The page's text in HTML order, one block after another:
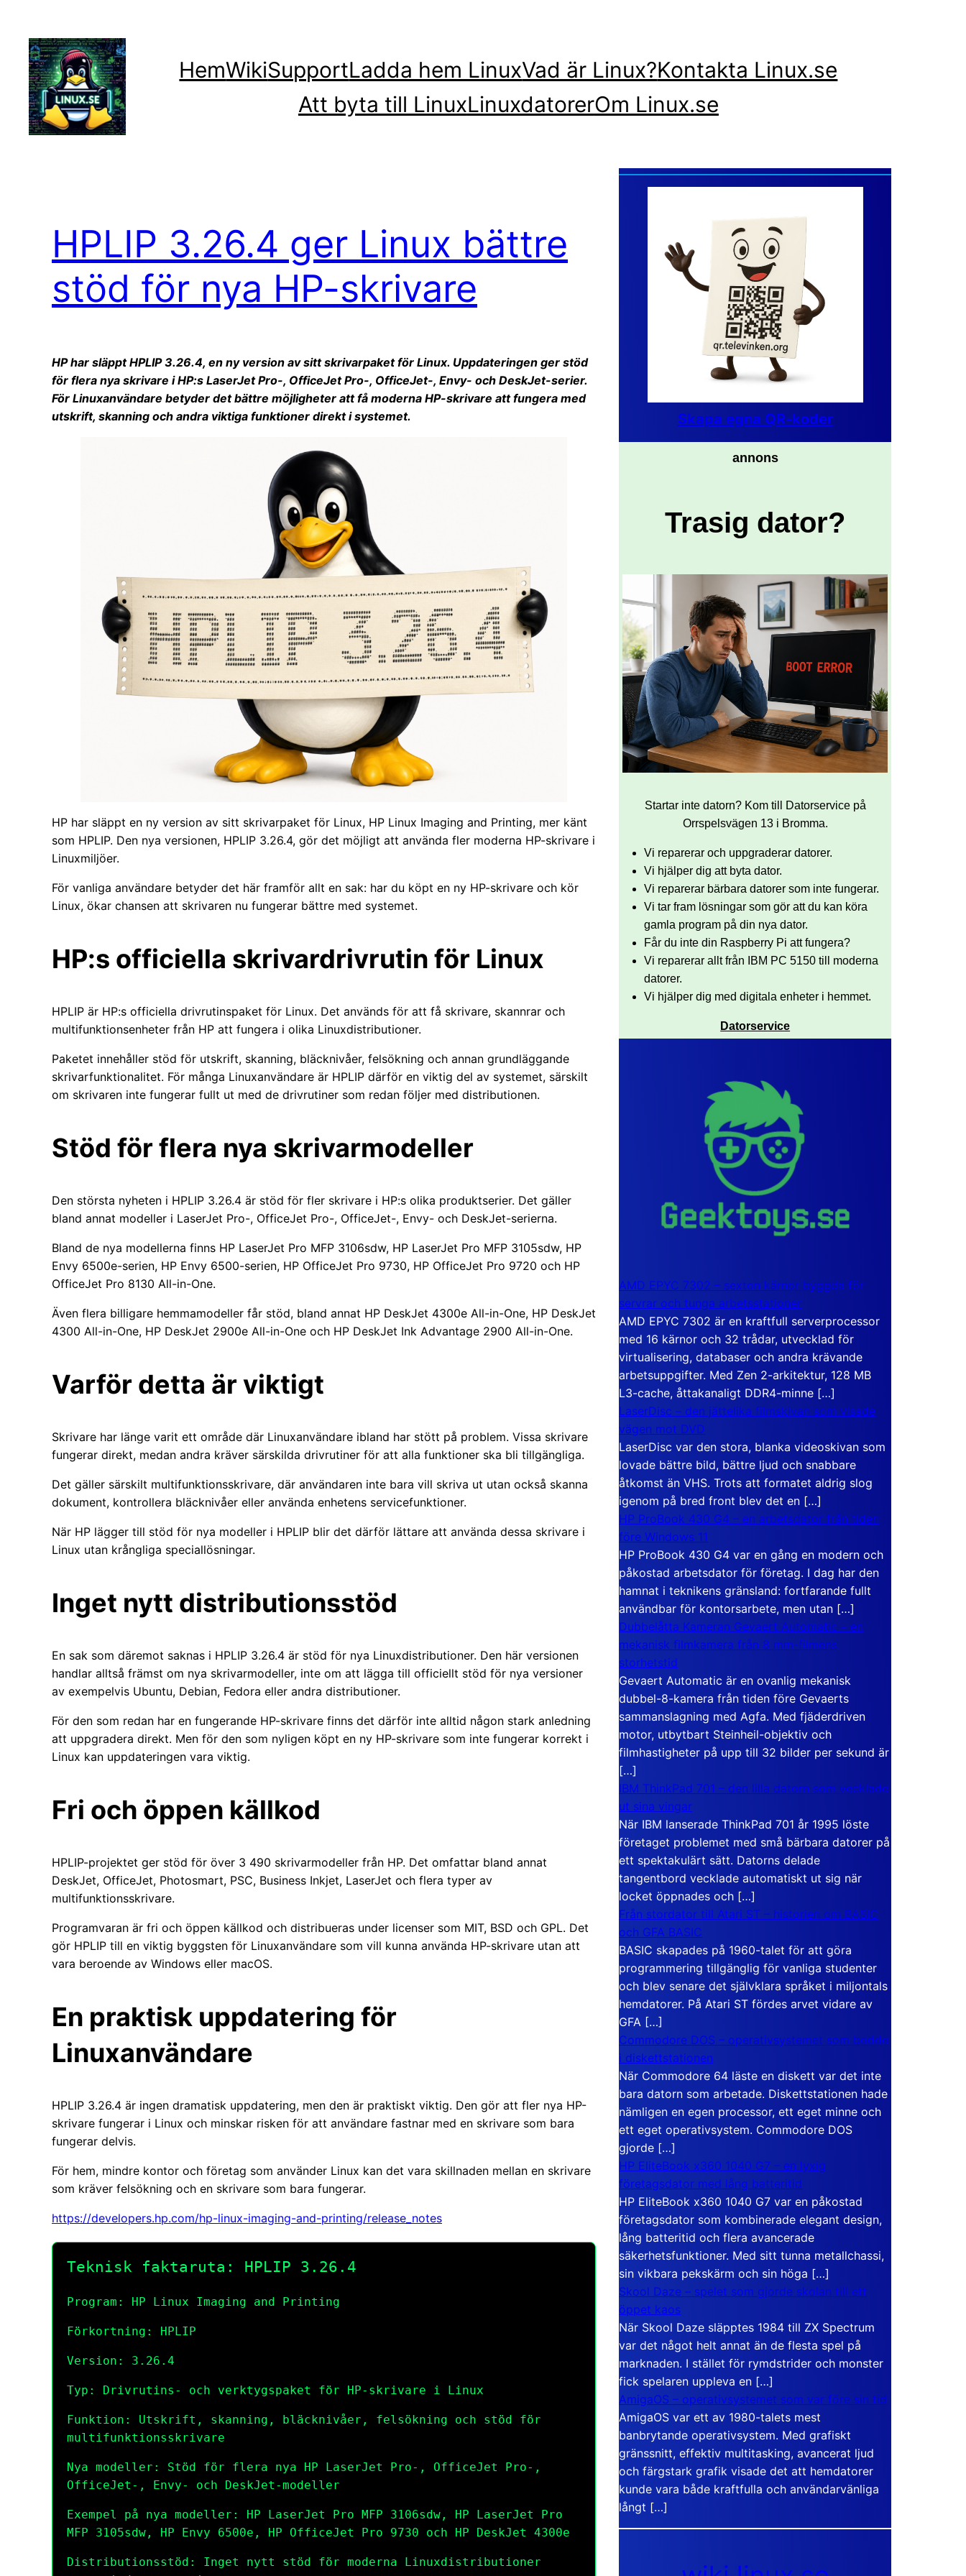
innehåll
HemWikiSupportLadda hem LinuxVad är Linux?Kontakta Linux.se
Att byta till LinuxLinuxdatorerOm Linux.se
HPLIP 3.26.4 ger Linux bättre
stöd för nya HP-skrivare
HP har släppt HPLIP 3.26.4, en ny version av sitt skrivarpaket för Linux. Uppdateringen ger stöd
för flera nya skrivare i HP:s LaserJet Pro-, OfficeJet Pro-, OfficeJet-, Envy- och DeskJet-serier.
För Linuxanvändare betyder det bättre möjligheter att få moderna HP-skrivare att fungera med
utskrift, skanning och andra viktiga funktioner direkt i systemet.
HP har släppt en ny version av sitt skrivarpaket för Linux, HP Linux Imaging and Printing, mer känt
som HPLIP. Den nya versionen, HPLIP 3.26.4, gör det möjligt att använda fler moderna HP-skrivare i
Linuxmiljöer.
För vanliga användare betyder det här framför allt en sak: har du köpt en ny HP-skrivare och kör
Linux, ökar chansen att skrivaren nu fungerar bättre med systemet.
HP:s officiella skrivardrivrutin för Linux
HPLIP är HP:s officiella drivrutinspaket för Linux. Det används för att få skrivare, skannrar och
multifunktionsenheter från HP att fungera i olika Linuxdistributioner.
Paketet innehåller stöd för utskrift, skanning, bläcknivåer, felsökning och annan grundläggande
skrivarfunktionalitet. För många Linuxanvändare är HPLIP därför en viktig del av systemet, särskilt
om skrivaren inte fungerar fullt ut med de drivrutiner som redan följer med distributionen.
Stöd för flera nya skrivarmodeller
Den största nyheten i HPLIP 3.26.4 är stöd för fler skrivare i HP:s olika produktserier. Det gäller
bland annat modeller i LaserJet Pro-, OfficeJet Pro-, OfficeJet-, Envy- och DeskJet-serierna.
Bland de nya modellerna finns HP LaserJet Pro MFP 3106sdw, HP LaserJet Pro MFP 3105sdw, HP
Envy 6500e-serien, HP Envy 6500-serien, HP OfficeJet Pro 9730, HP OfficeJet Pro 9720 och HP
OfficeJet Pro 8130 All-in-One.
Även flera billigare hemmamodeller får stöd, bland annat HP DeskJet 4300e All-in-One, HP DeskJet
4300 All-in-One, HP DeskJet 2900e All-in-One och HP DeskJet Ink Advantage 2900 All-in-One.
Varför detta är viktigt
Skrivare har länge varit ett område där Linuxanvändare ibland har stött på problem. Vissa skrivare
fungerar direkt, medan andra kräver särskilda drivrutiner för att alla funktioner ska bli tillgängliga.
Det gäller särskilt multifunktionsskrivare, där användaren inte bara vill skriva ut utan också skanna
dokument, kontrollera bläcknivåer eller använda enhetens servicefunktioner.
När HP lägger till stöd för nya modeller i HPLIP blir det därför lättare att använda dessa skrivare i
Linux utan krångliga speciallösningar.
Inget nytt distributionsstöd
En sak som däremot saknas i HPLIP 3.26.4 är stöd för nya Linuxdistributioner. Den här versionen
handlar alltså främst om nya skrivarmodeller, inte om att lägga till officiellt stöd för nya versioner
av exempelvis Ubuntu, Debian, Fedora eller andra distributioner.
För den som redan har en fungerande HP-skrivare finns det därför inte alltid någon stark anledning
att uppgradera direkt. Men för den som nyligen köpt en ny HP-skrivare som inte fungerar korrekt i
Linux kan uppdateringen vara viktig.
Fri och öppen källkod
HPLIP-projektet ger stöd för över 3 490 skrivarmodeller från HP. Det omfattar bland annat
DeskJet, OfficeJet, Photosmart, PSC, Business Inkjet, LaserJet och flera typer av
multifunktionsskrivare.
Programvaran är fri och öppen källkod och distribueras under licenser som MIT, BSD och GPL. Det
gör HPLIP till en viktig byggsten för Linuxanvändare som vill kunna använda HP-skrivare utan att
vara beroende av Windows eller macOS.
En praktisk uppdatering för
Linuxanvändare
HPLIP 3.26.4 är ingen dramatisk uppdatering, men den är praktiskt viktig. Den gör att fler nya HP-
skrivare fungerar i Linux och minskar risken för att användare fastnar med en skrivare som bara
fungerar delvis.
För hem, mindre kontor och företag som använder Linux kan det vara skillnaden mellan en skrivare
som kräver felsökning och en skrivare som bara fungerar.
https://developers.hp.com/hp-linux-imaging-and-printing/release_notes
Teknisk faktaruta: HPLIP 3.26.4
Program: HP Linux Imaging and Printing
Förkortning: HPLIP
Version: 3.26.4
Typ: Drivrutins- och verktygspaket för HP-skrivare i Linux
Funktion: Utskrift, skanning, bläcknivåer, felsökning och stöd för
multifunktionsskrivare
Nya modeller: Stöd för flera nya HP LaserJet Pro-, OfficeJet Pro-,
OfficeJet-, Envy- och DeskJet-modeller
Exempel på nya modeller: HP LaserJet Pro MFP 3106sdw, HP LaserJet Pro
MFP 3105sdw, HP Envy 6500e, HP OfficeJet Pro 9730 och HP DeskJet 4300e
Distributionsstöd: Inget nytt stöd för moderna Linuxdistributioner
Skapa egna QR-koder
annons
Trasig dator?
Startar inte datorn? Kom till Datorservice på
Orrspelsvägen 13 i Bromma.
Vi reparerar och uppgraderar datorer.
Vi hjälper dig att byta dator.
Vi reparerar bärbara datorer som inte fungerar.
Vi tar fram lösningar som gör att du kan köra
gamla program på din nya dator.
Får du inte din Raspberry Pi att fungera?
Vi reparerar allt från IBM PC 5150 till moderna
datorer.
Vi hjälper dig med digitala enheter i hemmet.
Datorservice
AMD EPYC 7302 – sexton kärnor byggda för
servrar och tunga arbetsstationer
AMD EPYC 7302 är en kraftfull serverprocessor
med 16 kärnor och 32 trådar, utvecklad för
virtualisering, databaser och andra krävande
arbetsuppgifter. Med Zen 2-arkitektur, 128 MB
L3-cache, åttakanaligt DDR4-minne […]
LaserDisc – den jättelika filmskivan som visade
vägen mot DVD
LaserDisc var den stora, blanka videoskivan som
lovade bättre bild, bättre ljud och snabbare
åtkomst än VHS. Trots att formatet aldrig slog
igenom på bred front blev det en […]
HP ProBook 430 G4 – en arbetsdator från tiden
före Windows 11
HP ProBook 430 G4 var en gång en modern och
påkostad arbetsdator för företag. I dag har den
hamnat i teknikens gränsland: fortfarande fullt
användbar för kontorsarbete, men utan […]
Dubbelåtta Kameran Gevaert Automatic – en
mekanisk filmkamera från 8 mm-filmens
storhetstid
Gevaert Automatic är en ovanlig mekanisk
dubbel-8-kamera från tiden före Gevaerts
sammanslagning med Agfa. Med fjäderdriven
motor, utbytbart Steinheil-objektiv och
filmhastigheter på upp till 32 bilder per sekund är
[…]
IBM ThinkPad 701 – den lilla datorn som vecklade
ut sina vingar
När IBM lanserade ThinkPad 701 år 1995 löste
företaget problemet med små bärbara datorer på
ett spektakulärt sätt. Datorns delade
tangentbord vecklade automatiskt ut sig när
locket öppnades och […]
Från stordator till Atari ST – historien om BASIC
och GFA BASIC
BASIC skapades på 1960-talet för att göra
programmering tillgänglig för vanliga studenter
och blev senare det självklara språket i miljontals
hemdatorer. På Atari ST fördes arvet vidare av
GFA […]
Commodore DOS – operativsystemet som bodde
i diskettstationen
När Commodore 64 läste en diskett var det inte
bara datorn som arbetade. Diskettstationen hade
nämligen en egen processor, ett eget minne och
ett eget operativsystem. Commodore DOS
gjorde […]
HP EliteBook x360 1040 G7 – en lyxig
företagsdator med lång batteritid
HP EliteBook x360 1040 G7 var en påkostad
företagsdator som kombinerade elegant design,
lång batteritid och flera avancerade
säkerhetsfunktioner. Med sitt tunna metallchassi,
sin vikbara pekskärm och sin höga […]
Skool Daze – spelet som gjorde skolan till ett
öppet kaos
När Skool Daze släpptes 1984 till ZX Spectrum
var det något helt annat än de flesta spel på
marknaden. I stället för rymdstrider och monster
fick spelaren uppleva en […]
AmigaOS – operativsystemet som var före sin tid
AmigaOS var ett av 1980-talets mest
banbrytande operativsystem. Med grafiskt
gränssnitt, effektiv multitasking, avancerat ljud
och färgstark grafik visade det att hemdatorer
kunde vara både kraftfulla och användarvänliga
långt […]